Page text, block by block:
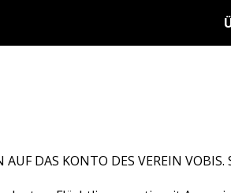
DAS KONTO DES VEREIN VOBIS.